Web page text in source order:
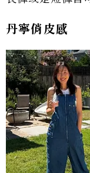
丹寧俏皮感